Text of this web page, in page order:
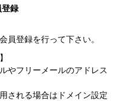
登録
員登録を行って下さい。
やフリーメールのアドレス
される場合はドメイン設定